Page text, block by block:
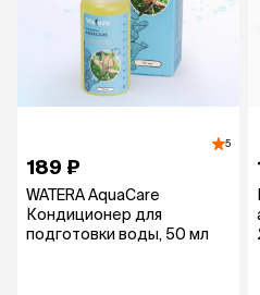
5
189 ₽
WATERA AquaCare
Кондиционер для
подготовки воды, 50 мл